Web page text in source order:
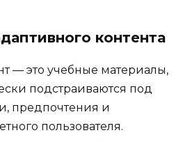
контента
— это учебные материалы,
подстраиваются под
предпочтения и
пользователя.